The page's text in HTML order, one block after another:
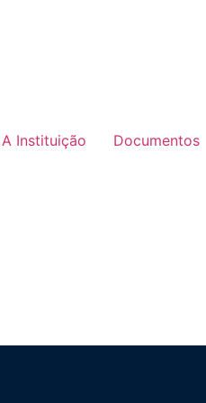
A Instituição Documentos